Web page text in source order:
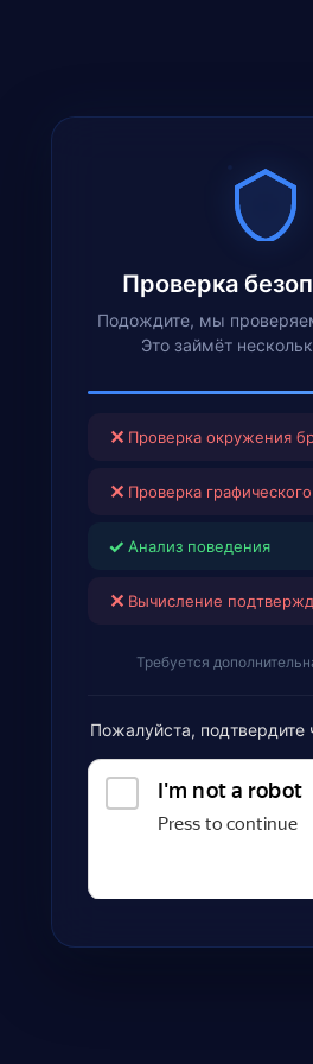
Проверка
Подождите, мы
Это займёт
✕ Проверка окружения
✕ Проверка
✓ Анализ поведения
✕ Вычисление
Требуется
Пожалуйста, подтвердите